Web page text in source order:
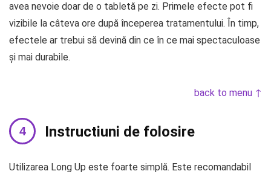
avea nevoie doar de o tabletă pe zi. Primele efecte pot fi
vizibile la câteva ore după începerea tratamentului. În timp,
efectele ar trebui să devină din ce în ce mai spectaculoase
și mai durabile.
back to menu ↑
Instructiuni de folosire
Utilizarea Long Up este foarte simplă. Este recomandabil